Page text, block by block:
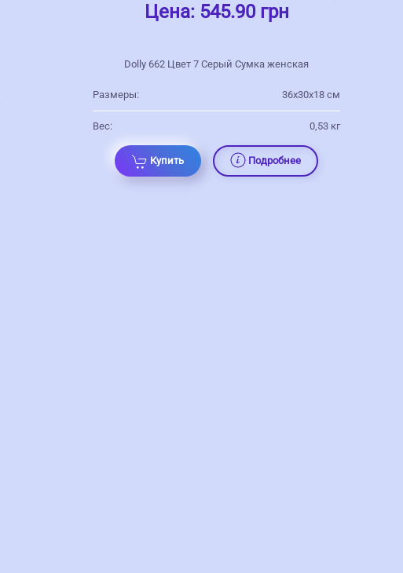
Цена: 545.90 грн
Dolly 662 Цвет 7 Серый Сумка женская
Размеры: 36х30х18 см
Вес: 0,53 кг
Купить Подробнее